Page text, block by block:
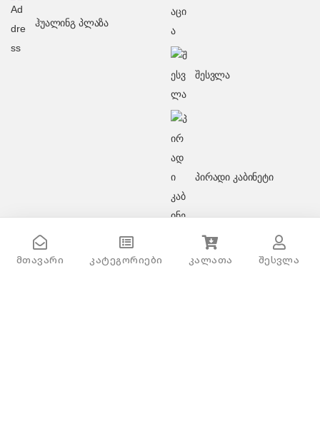
ჰუალინგ პლაზა
შესვლა
პირადი კაბინეტი
akog 4 h beige
მთავარი კატეგორიები კალათა შესვლა